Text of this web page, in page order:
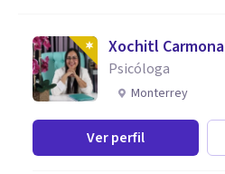
Xochitl Carmona
Psicóloga
Monterrey
Ver perfil